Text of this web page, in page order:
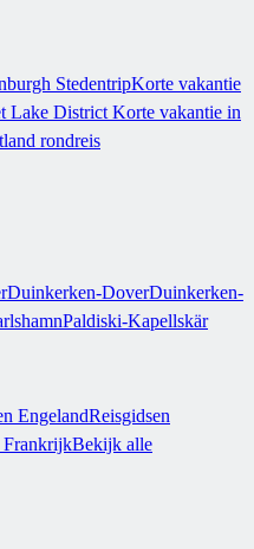
StedentripKorte vakantie
Lake District Korte vakantie in
rondreis
Duinkerken-DoverDuinkerken-
Paldiski-Kapellskär
EngelandReisgidsen
FrankrijkBekijk alle